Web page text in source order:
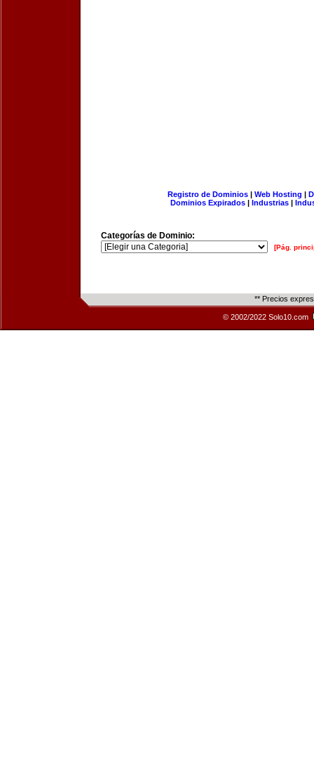
Registro de Dominios| Web Hosting |
Dominios Expirados | Industrias |
Categorías de Dominio:
[Pág.
** Precios
© 2002/2022 Solo10.com